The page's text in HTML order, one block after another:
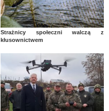
Strażnicy społeczni walczą z
kłusownictwem